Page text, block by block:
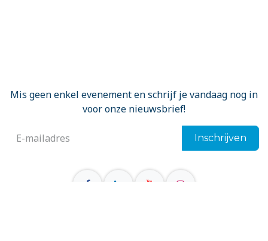
Mis geen enkel evenement en schrijf je vandaag nog in
voor onze nieuwsbrief!
Inschrijven